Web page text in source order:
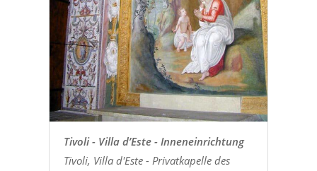
Tivoli - Villa d’Este - Inneneinrichtung
Tivoli, Villa d'Este - Privatkapelle des